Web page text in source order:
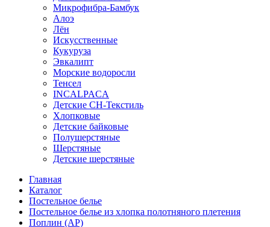
Микрофибра-Бамбук
Алоэ
Лён
Искусственные
Кукуруза
Эвкалипт
Морские водоросли
Тенсел
INCALPACA
Детские СН-Текстиль
Хлопковые
Детские байковые
Полушерстяные
Шерстяные
Детские шерстяные
Главная
Каталог
Постельное белье
Постельное белье из хлопка полотняного плетения
Поплин (AP)